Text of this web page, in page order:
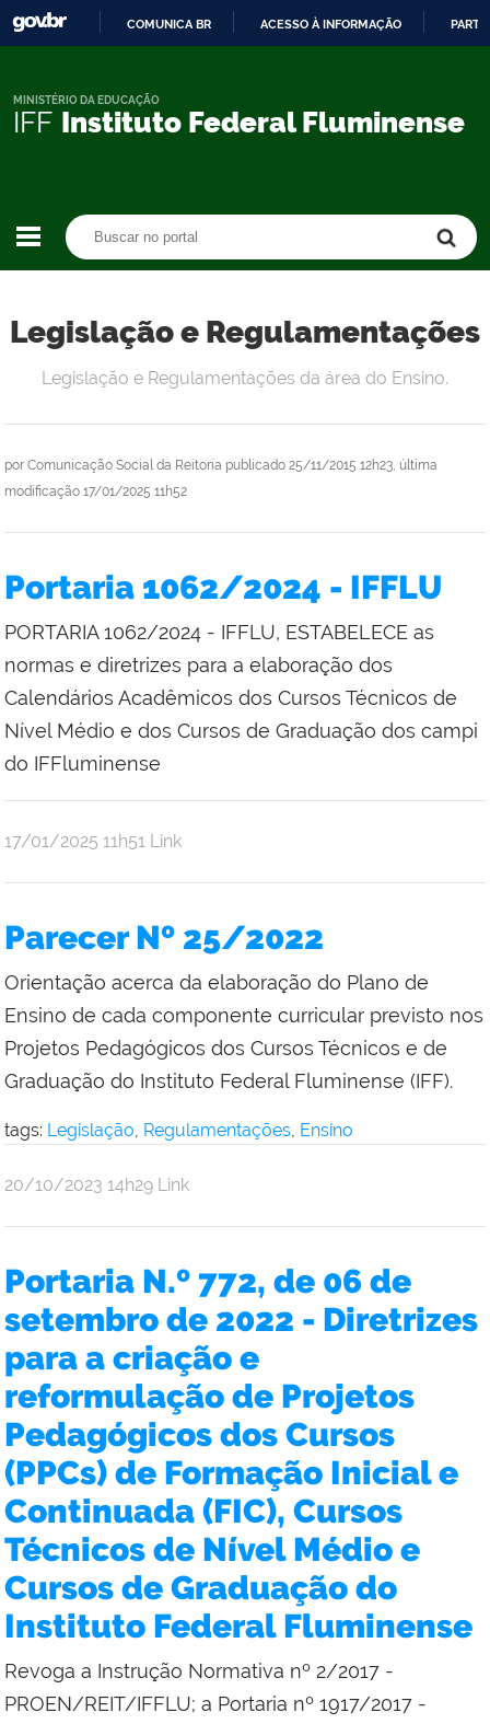
CONTEÚDO
COMUNICA BR ACESSO À INFORMAÇÃO
IFF Instituto Federal Fluminense
MINISTÉRIO DA EDUCAÇÃO
Legislação e Regulamentações
por Comunicação Social da Reitoria publicado 25/11/2015 12h23, última
modificação 17/01/2025 11h52
Legislação e Regulamentações da área do Ensino.
Portaria 1062/2024 - IFFLU
PORTARIA 1062/2024 - IFFLU, ESTABELECE as
normas e diretrizes para a elaboração dos
Calendários Acadêmicos dos Cursos Técnicos de
Nível Médio e dos Cursos de Graduação dos campi
do IFFluminense
por
publicado
17/01/2025 11h51 Link
Parecer Nº 25/2022
Orientação acerca da elaboração do Plano de
Ensino de cada componente curricular previsto nos
Projetos Pedagógicos dos Cursos Técnicos e de
Graduação do Instituto Federal Fluminense (IFF).
tags: Legislação, Regulamentações, Ensino
por
Reitoria
publicado
20/10/2023 14h29 Link
Portaria N.º 772, de 06 de
setembro de 2022 - Diretrizes
para a criação e
reformulação de Projetos
Pedagógicos dos Cursos
(PPCs) de Formação Inicial e
Continuada (FIC), Cursos
Técnicos de Nível Médio e
Cursos de Graduação do
Instituto Federal Fluminense
Revoga a Instrução Normativa nº 2/2017 -
PROEN/REIT/IFFLU; a Portaria nº 1917/2017 -